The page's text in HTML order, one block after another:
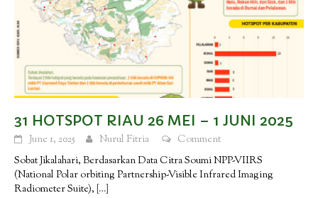
31 HOTSPOT RIAU 26 MEI – 1 JUNI 2025
June 1, 2025 Nurul Fitria
Comment
Sobat Jikalahari, Berdasarkan Data Citra Soumi NPP-VIIRS
(National Polar orbiting Partnership-Visible Infrared Imaging
Radiometer Suite), […]